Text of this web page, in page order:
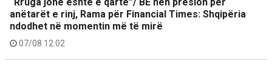
anëtarët e rinj, Rama për Financial Times: Shqipëria
ndodhet në momentin më të mirë
07/08 12:02